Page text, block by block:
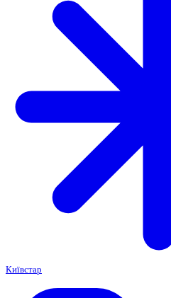
Київстар